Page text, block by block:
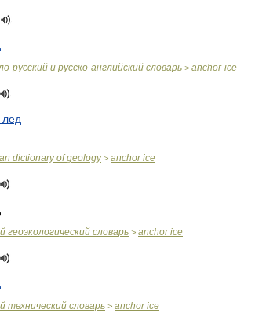
-русский и русско-английский словарь > anchor-ice
лед
dictionary of geology> anchor ice
геоэкологический словарь > anchor ice
технический словарь > anchor ice